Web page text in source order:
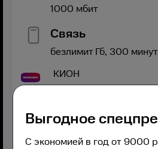
1000 мбит
Связь
безлимитГб, 300
КИОН
Выгодное
С экономией в год от 9000